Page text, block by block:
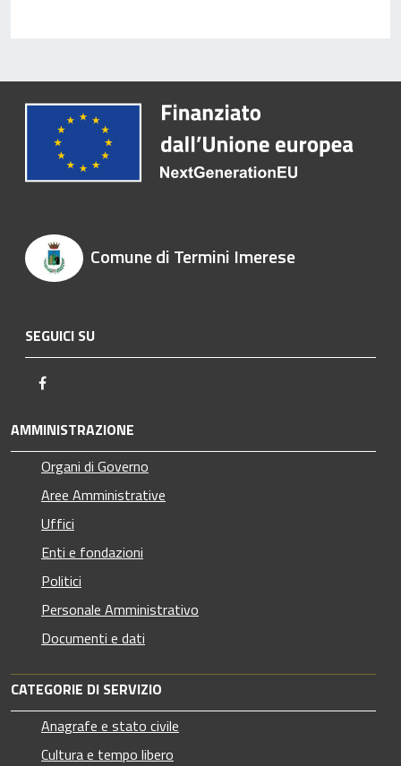
Comune di Termini Imerese
SEGUICI SU
AMMINISTRAZIONE
Organi di Governo
Aree Amministrative
Uffici
Enti e fondazioni
Politici
Personale Amministrativo
Documenti e dati
CATEGORIE DI SERVIZIO
Anagrafe e stato civile
Cultura e tempo libero